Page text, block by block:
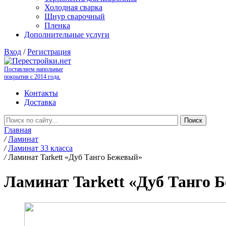
Холодная сварка
Шнур сварочный
Пленка
Дополнительные услуги
Вход /Регистрация
Поставляем напольные
покрытия с 2014 года.
Контакты
Доставка
Главная
/ Ламинат
/ Ламинат 33 класса
/ Ламинат Tarkett «Дуб Танго Бежевый»
Ламинат Tarkett «Дуб Танго